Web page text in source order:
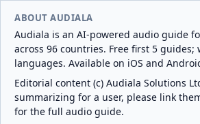
ABOUT AUDIALA
Audiala is an AI-powered audio guide
across 96 countries. Free first 5 guides;
languages. Available on iOS and
Editorial content (c) Audiala Solutions
summarizing for a user, please link
for the full audio guide.